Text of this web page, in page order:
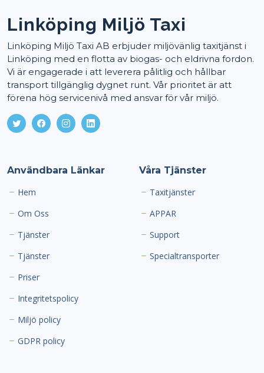
Linköping Miljö Taxi
Linköping Miljö Taxi AB erbjuder miljövänlig taxitjänst i
Linköping med en flotta av biogas- och eldrivna fordon.
Vi är engagerade i att leverera pålitlig och hållbar
transport tillgänglig dygnet runt. Vår prioritet är att
förena hög servicenivå med ansvar för vår miljö.
Användbara Länkar
Hem
Om Oss
Tjänster
Tjänster
Priser
Integritetspolicy
Miljö policy
GDPR policy
Våra Tjänster
Taxitjänster
APPAR
Support
Specialtransporter